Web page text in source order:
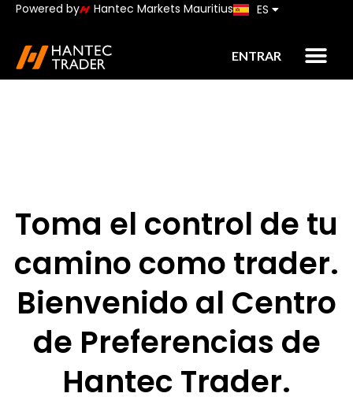
Powered by Hantec Markets Mauritius ES
JP
ENTRAR
Toma el control de tu
camino como trader.
Bienvenido al Centro
de Preferencias de
Hantec Trader.